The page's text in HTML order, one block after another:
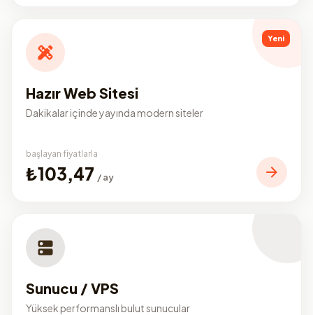
Yeni
Hazır Web Sitesi
Dakikalar içinde yayında modern siteler
başlayan fiyatlarla
₺103,47 / ay
Sunucu / VPS
Yüksek performanslı bulut sunucular